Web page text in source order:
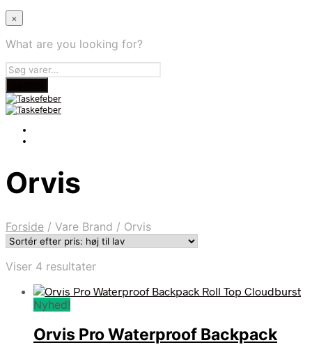
×
What are you looking for?
Orvis
Forside / Vare Brand / Orvis
Viser 4 resultaterSorteret
pris:
lav
Nyhed!
Orvis Pro Waterproof Backpack